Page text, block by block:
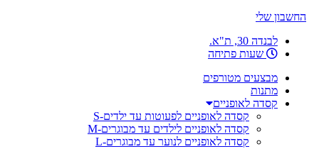
החשבון שלי
לבנדה 30, ת"א.
שעות פתיחה
מבצעים מטורפים
מתנות
קסדה לאופניים
קסדה לאופניים לפעוטות עד ילדים-S
קסדה לאופניים לילדים עד מבוגרים-M
קסדה לאופניים לנוער עד מבוגרים-L